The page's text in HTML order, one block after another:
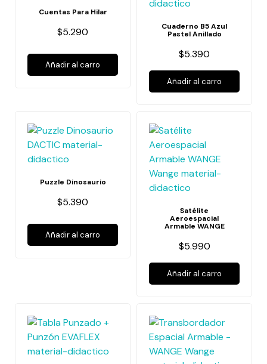
Cuentas Para Hilar
$5.290
Añadir al carro
Cuaderno B5 Azul
Pastel Anillado
$5.390
Añadir al carro
Puzzle Dinosaurio
$5.390
Añadir al carro
Satélite
Aeroespacial
Armable WANGE
$5.990
Añadir al carro